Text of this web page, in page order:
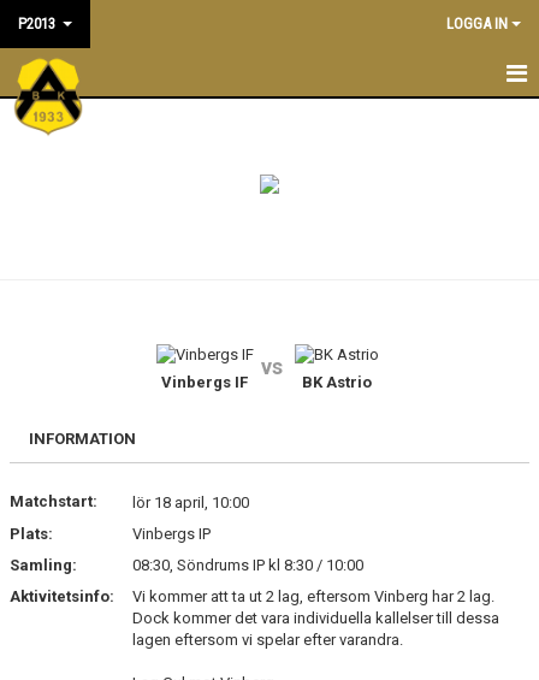
P2013 LOGGA IN
P2013
KONTAKT
DOKUMENT
ÖVERGÅNGSPOLICY
Vinbergs IF
vs
BK Astrio
INFORMATION
Matchstart:
lör 18 april, 10:00
Plats:
Vinbergs IP
Samling:
08:30, Söndrums IP kl 8:30 / 10:00
Aktivitetsinfo:
Vi kommer att ta ut 2 lag, eftersom Vinberg har 2 lag.
Dock kommer det vara individuella kallelser till dessa
lagen eftersom vi spelar efter varandra.